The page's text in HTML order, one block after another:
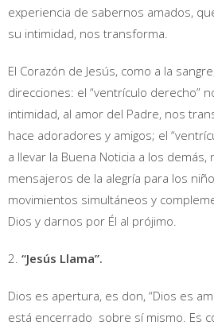
experiencia de sabernos amados,
su intimidad, nos transforma.
El Corazón de Jesús, como a la
direcciones: el “ventrículo derecho”
intimidad, al amor del Padre, nos
hace adoradores y amigos; el
a llevar la Buena Noticia a los
mensajeros de la alegría para los
movimientos simultáneos y
Dios y darnos por Él al prójimo.
2. “Jesús Llama”.
Dios es apertura, es don, “Dios es
está encerrado sobre sí mismo. Es